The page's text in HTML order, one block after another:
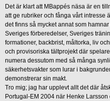
Det är klart att MBappés näsa är en
att ge rubriker och fånga vårt intresse
det finns så mycket annat som
Sveriges förberedelser, Sveriges
formationer, backbrist, måltorka, liv
och provisoriska tältprojekt där
numera dessutom med så många
säkerhetsvakter som lurar i
demonstrerar sin makt.
Tro mig; jag har upplevt allt det där
Portugal-EM 2004 när Henke